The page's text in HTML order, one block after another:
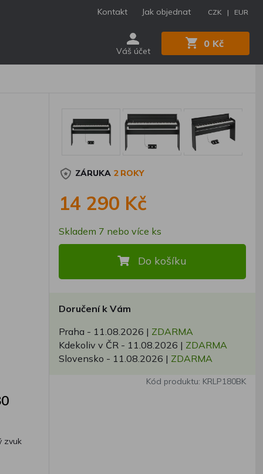
Kontakt Jak objednat CZK | EUR
Váš účet
0 Kč
zvuk
ZÁRUKA 2 ROKY
14 290 Kč
Skladem 7 nebo více ks
Do košíku
Doručení k Vám
Praha - 11.08.2026 | ZDARMA
Kdekoliv v ČR - 11.08.2026 | ZDARMA
Slovensko - 11.08.2026 | ZDARMA
Kód produktu: KRLP180BK